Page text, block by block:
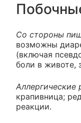
Со стороны
возможны
(включая
боли в животе,
Аллергические
крапивница;
реакции.